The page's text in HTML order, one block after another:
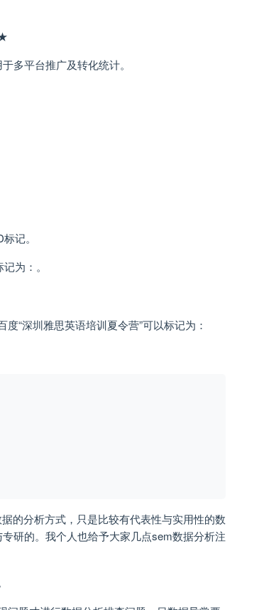
多平台推广及转化统计。
记。
为： 。
“深圳雅思英语培训夏令营”可以标记为：
的分析方式，只是比较有代表性与实用性的数
研的。我个人也给予大家几点sem数据分析注